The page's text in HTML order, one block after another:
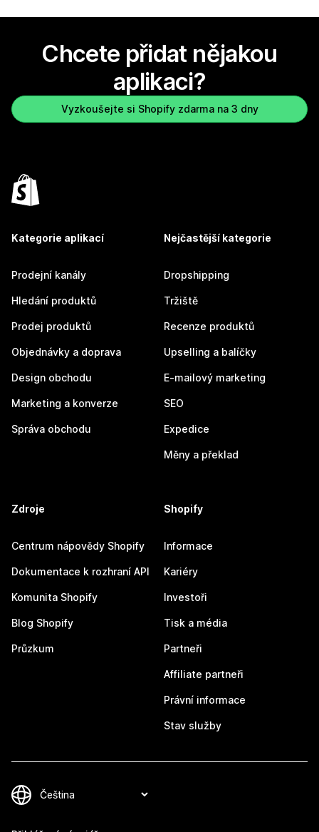
Chcete přidat nějakou
aplikaci?
Vyzkoušejte si Shopify zdarma na 3 dny
Kategorie aplikací
Prodejní kanály
Hledání produktů
Prodej produktů
Objednávky a doprava
Design obchodu
Marketing a konverze
Správa obchodu
Nejčastější kategorie
Dropshipping
Tržiště
Recenze produktů
Upselling a balíčky
E-mailový marketing
SEO
Expedice
Měny a překlad
Zdroje
Centrum nápovědy Shopify
Dokumentace k rozhraní API
Komunita Shopify
Blog Shopify
Průzkum
Shopify
Informace
Kariéry
Investoři
Tisk a média
Partneři
Affiliate partneři
Právní informace
Stav služby